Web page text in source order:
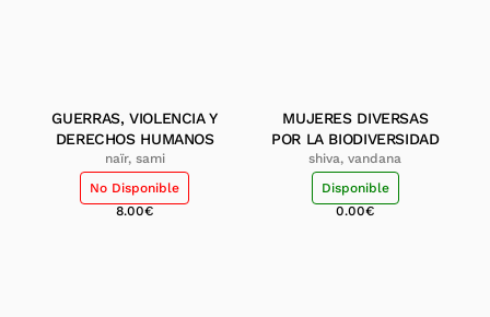
GUERRAS, VIOLENCIA Y
DERECHOS HUMANOS
naïr, sami
No Disponible
8.00€
MUJERES DIVERSAS
POR LA BIODIVERSIDAD
shiva, vandana
Disponible
0.00€